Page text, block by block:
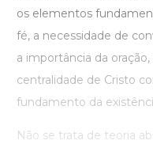
os elementos
fé, a necessidade de
a importância da
centralidade de Cristo
fundamento da
Não se trata de teoria